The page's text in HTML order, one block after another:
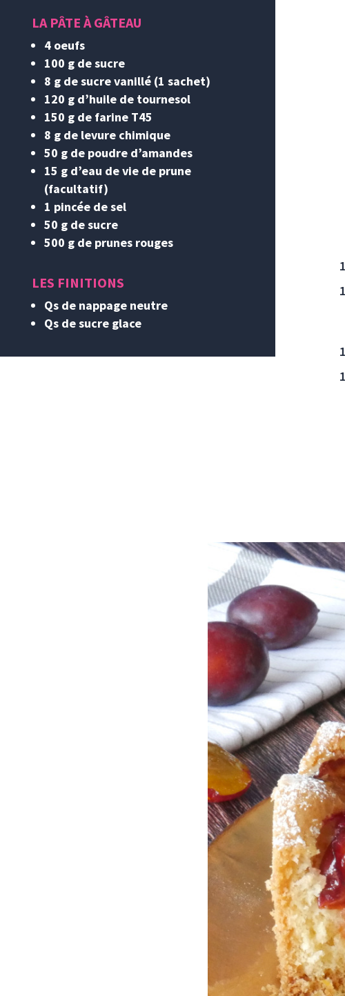
LA PÂTE À GÂTEAU
4 oeufs
100 g de sucre
8 g de sucre vanillé (1 sachet)
120 g d’huile de tournesol
150 g de farine T45
8 g de levure chimique
50 g de poudre d’amandes
15 g d’eau de vie de prune
(facultatif)
1 pincée de sel
50 g de sucre
500 g de prunes rouges
LES FINITIONS
Qs de nappage neutre
Qs de sucre glace